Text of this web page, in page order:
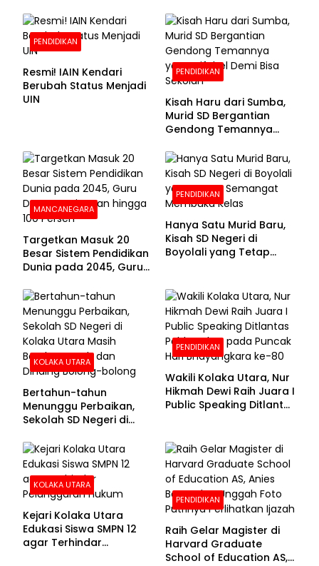
PENDIDIKAN
Resmi! IAIN Kendari
Berubah Status Menjadi
UIN
PENDIDIKAN
Kisah Haru dari Sumba,
Murid SD Bergantian
Gendong Temannya
Sekolah
MANCANEGARA
Targetkan Masuk 20
Besar Sistem Pendidikan
Dunia pada 2045, Guru
100 Persen
PENDIDIKAN
Hanya Satu Murid Baru,
Kisah SD Negeri di
Boyolali yang Tetap
KOLAKA UTARA
Bertahun-tahun
Menunggu Perbaikan,
Sekolah SD Negeri di
Beralas Tanah dan
Dinding Bolong-bolong
PENDIDIKAN
Wakili Kolaka Utara, Nur
Hikmah Dewi Raih Juara I
Public Speaking Ditlantas
Bhayangkara ke-80
KOLAKA UTARA
Kejari Kolaka Utara
Edukasi Siswa SMPN 12
agar Terhindar
PENDIDIKAN
Raih Gelar Magister di
Harvard Graduate
School of Education AS,